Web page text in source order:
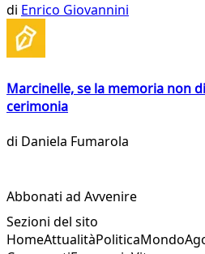
di Enrico Giovannini
Marcinelle, se la memoria non
cerimonia
di Daniela Fumarola
Abbonati ad Avvenire
Sezioni del sito
HomeAttualitàPoliticaMondo